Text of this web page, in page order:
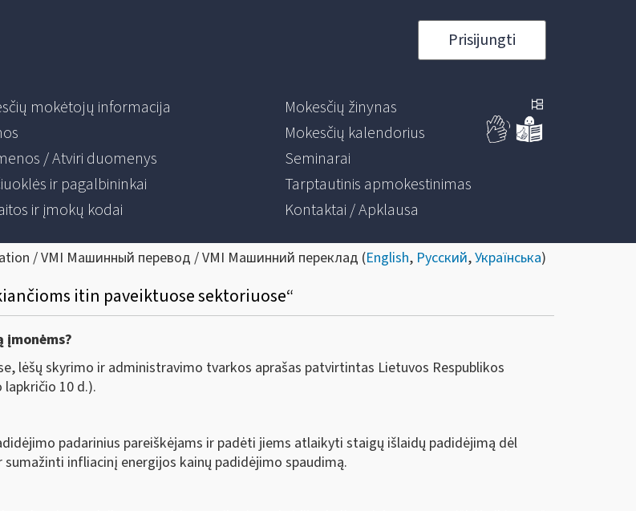
Prisijungti
mokėtojų informacija
/ Atviri duomenys
ir pagalbininkai
ir įmokų kodai
Mokesčių žinynas
Mokesčių kalendorius
Seminarai
Tarptautinis apmokestinimas
Kontaktai / Apklausa
/ VMI Машинный перевод / VMI Машинний переклад (English, Русский,Українська)
itin paveiktuose sektoriuose“
lėšų skyrimo ir administravimo tvarkos aprašas patvirtintas Lietuvos Respublikos
lapkričio 10 d.).
padarinius pareiškėjams ir padėti jiems atlaikyti staigų išlaidų padidėjimą dėl
infliacinį energijos kainų padidėjimo spaudimą.